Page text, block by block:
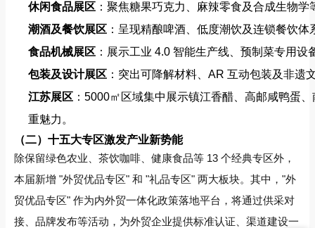
休闲食品展区 ：聚焦糖果巧克力、麻辣零食及合成生物
潮酒及餐饮展区 ：呈现精酿啤酒、低度潮饮及连锁餐饮
食品机械展区 ：展示工业 4.0 智能生产线、预制菜专用
包装及设计展区 ：突出可降解材料、AR 互动包装及非
江苏展区 ：5000㎡区域集中展示镇江香醋、高邮咸鸭蛋
重魅力。
（二）十五大专区激发产业新势能
除保留绿色农业、茶饮咖啡、健康食品等 13 个经典专区外，
本届新增 "外贸优品专区" 和 "礼品专区" 两大板块。其中，"外
贸优品专区" 作为内外贸一体化政策落地平台，将通过供采对
接、品牌发布等活动，为外贸企业提供标准认证、渠道建设一